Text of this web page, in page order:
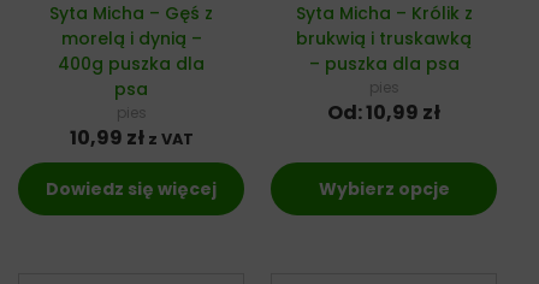
Syta Micha – Gęś z
morelą i dynią –
400g puszka dla
psa
pies
10,99 zł z VAT
Dowiedz się więcej
Syta Micha – Królik z
brukwią i truskawką
– puszka dla psa
pies
Od:10,99 zł
Wybierz opcje